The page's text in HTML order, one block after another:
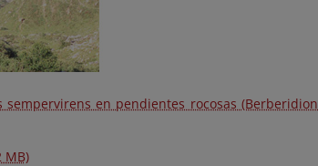
en pendientes rocosas (Berberidion
MB)